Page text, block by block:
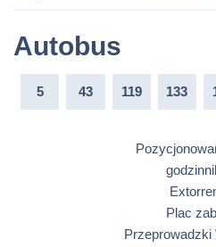
Autobus
5 43 119 133
Plac
Przeprowadzki